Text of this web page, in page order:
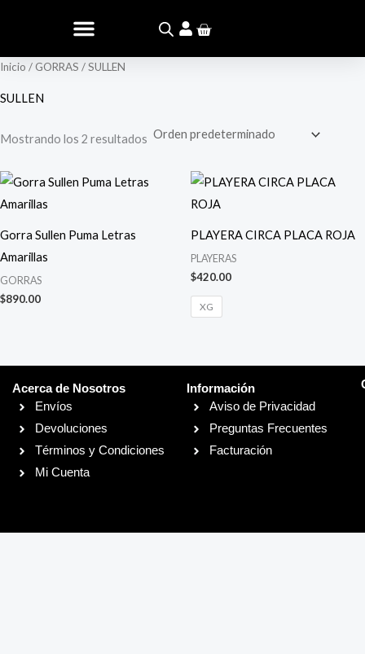
contenido
Carrito
Inicio /GORRAS / SULLEN
SULLEN
Mostrando los 2 resultados
Gorra Sullen Puma Letras
Amarillas
GORRAS
$890.00
PLAYERA CIRCA PLACA ROJA
PLAYERAS
$420.00
XG
Acerca de Nosotros
Envíos
Devoluciones
Términos y Condiciones
Mi Cuenta
Información
Aviso de Privacidad
Preguntas Frecuentes
Facturación